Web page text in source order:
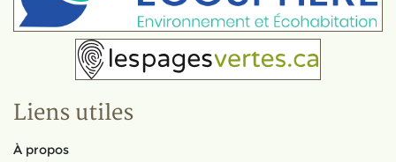
Liens utiles
À propos